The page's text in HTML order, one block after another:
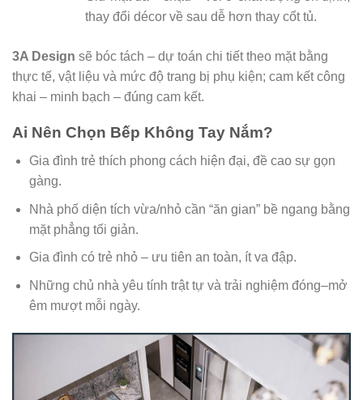
thay đổi décor về sau dễ hơn thay cốt tủ.
3A Design sẽ bóc tách – dự toán chi tiết theo mặt bằng
thực tế, vật liệu và mức độ trang bị phụ kiện; cam kết công
khai – minh bạch – đúng cam kết.
Ai Nên Chọn Bếp Không Tay Nắm?
Gia đình trẻ thích phong cách hiện đại, đề cao sự gọn
gàng.
Nhà phố diện tích vừa/nhỏ cần “ăn gian” bề ngang bằng
mặt phẳng tối giản.
Gia đình có trẻ nhỏ – ưu tiên an toàn, ít va đập.
Những chủ nhà yêu tính trật tự và trải nghiệm đóng–mở
êm mượt mỗi ngày.